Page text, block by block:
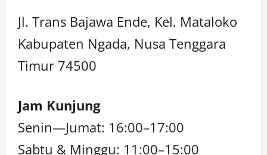
Jl. Trans Bajawa Ende, Kel. Mataloko
Kabupaten Ngada, Nusa Tenggara
Timur 74500
Jam Kunjung
Senin—Jumat: 16:00–17:00
Sabtu & Minggu: 11:00–15:00